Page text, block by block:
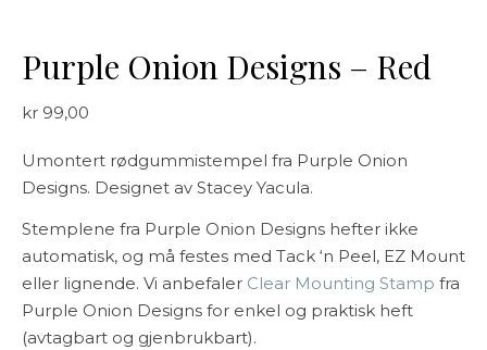
Purple Onion Designs – Red
kr 99,00
Umontert rødgummistempel fra Purple Onion
Designs. Designet av Stacey Yacula.
Stemplene fra Purple Onion Designs hefter ikke
automatisk, og må festes med Tack ‘n Peel, EZ Mount
eller lignende. Vi anbefaler Clear Mounting Stamp fra
Purple Onion Designs for enkel og praktisk heft
(avtagbart og gjenbrukbart).